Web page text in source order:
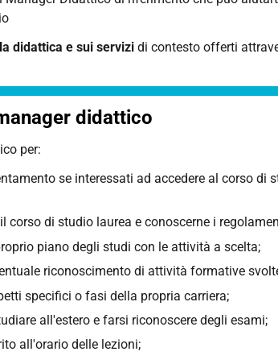
didattica e sui servizi di contesto offerti
didattico
per:
se interessati ad accedere al corso di
corso di studio laurea e conoscerne i
piano degli studi con le attività a scelta;
riconoscimento di attività formative
specifici o fasi della propria carriera;
all'estero e farsi riconoscere degli esami;
all'orario delle lezioni;